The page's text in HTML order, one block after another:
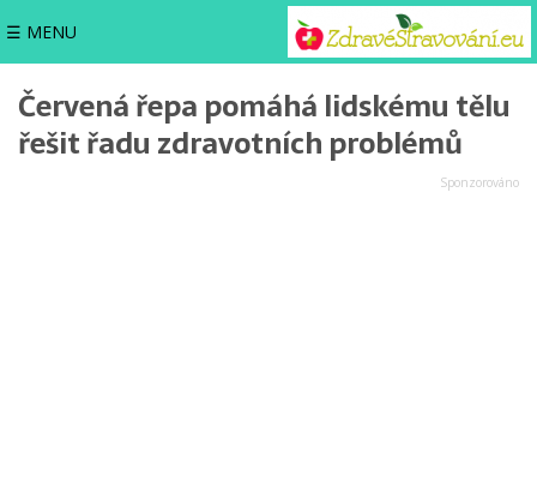
☰ MENU
Červená řepa pomáhá lidskému tělu
řešit řadu zdravotních problémů